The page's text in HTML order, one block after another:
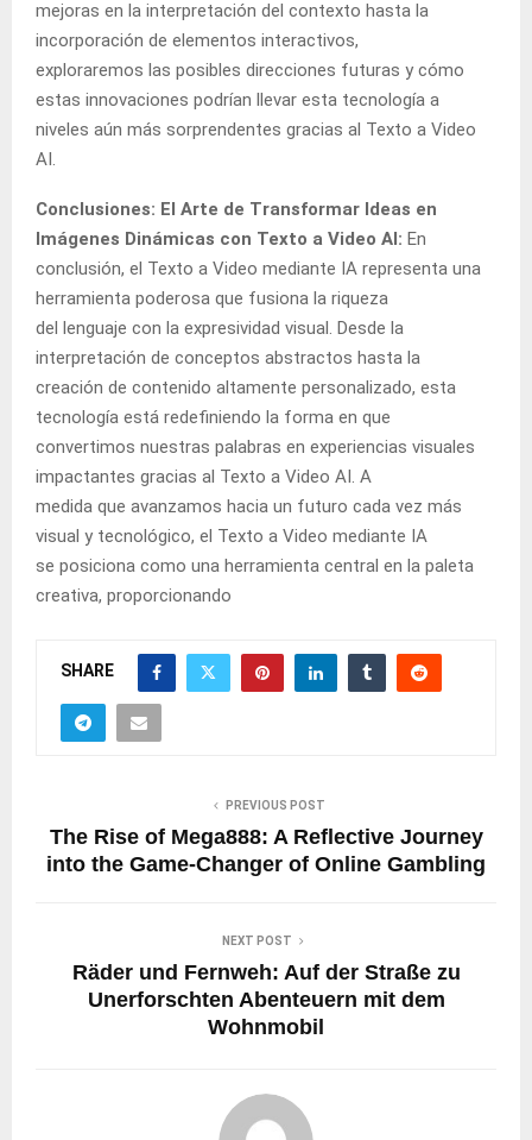
mejoras en la interpretación del contexto hasta la
incorporación de elementos interactivos,
exploraremos las posibles direcciones futuras y cómo
estas innovaciones podrían llevar esta tecnología a
niveles aún más sorprendentes gracias al Texto a Video
AI.
Conclusiones: El Arte de Transformar Ideas en
Imágenes Dinámicas con Texto a Video AI: En
conclusión, el Texto a Video mediante IA representa una
herramienta poderosa que fusiona la riqueza
del lenguaje con la expresividad visual. Desde la
interpretación de conceptos abstractos hasta la
creación de contenido altamente personalizado, esta
tecnología está redefiniendo la forma en que
convertimos nuestras palabras en experiencias visuales
impactantes gracias al Texto a Video AI. A
medida que avanzamos hacia un futuro cada vez más
visual y tecnológico, el Texto a Video mediante IA
se posiciona como una herramienta central en la paleta
creativa, proporcionando
SHARE
PREVIOUS POST
The Rise of Mega888: A Reflective Journey
into the Game-Changer of Online Gambling
NEXT POST
Räder und Fernweh: Auf der Straße zu
Unerforschten Abenteuern mit dem
Wohnmobil